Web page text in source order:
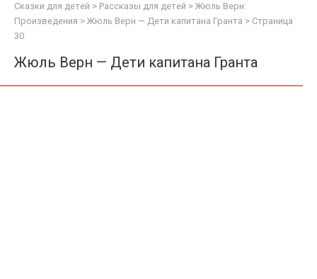
Сказки для детей > Рассказы для детей > Жюль Верн:
Произведения > Жюль Верн — Дети капитана Гранта > Страница
30
Жюль Верн — Дети капитана Гранта